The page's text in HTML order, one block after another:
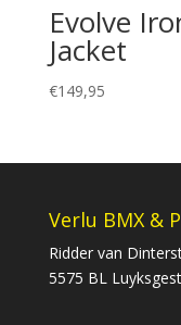
Evolve
Jacket
€149,95
Verlu BMX &
Ridder van
5575 BL